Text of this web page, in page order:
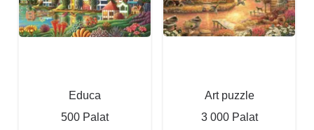
Educa
500 Palat
Art puzzle
3 000 Palat